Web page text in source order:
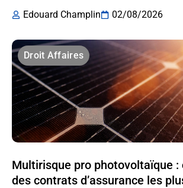
Edouard Champlin
02/08/2026
Droit Affaires
Multirisque pro photovoltaïque :
des contrats d’assurance les